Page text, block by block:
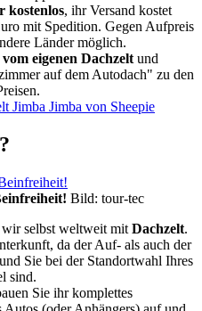
kostenlos, ihr Versand kostet
mit Spedition. Gegen Aufpreis
Länder möglich.
eigenen Dachzelt und
auf dem Autodach" zu den
Jimba Jimba von Sheepie
Bild: tour-tec
wir selbst weltweit mit Dachzelt.
da der Auf- als auch der
Sie bei der Standortwahl Ihres
sind.
Sie ihr komplettes